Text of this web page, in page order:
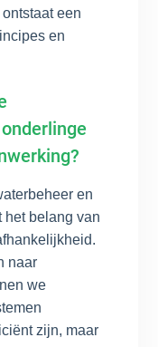
een
en
en
het belang van
naar
we
zijn, maar